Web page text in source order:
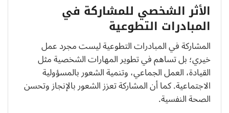
الأثر الشخصي للمشاركة في
المبادرات التطوعية
المشاركة في المبادرات التطوعية ليست مجرد عمل
خيري؛ بل تساهم في تطوير المهارات الشخصية مثل
القيادة، العمل الجماعي، وتنمية الشعور بالمسؤولية
الاجتماعية. كما أن المشاركة تعزز الشعور بالإنجاز وتحسن
الصحة النفسية.